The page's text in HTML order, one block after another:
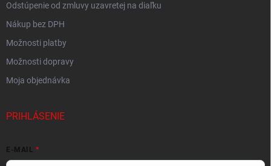
Odstúpenie od zmluvy uzavretej na diaľku
Nákup bez DPH
Možnosti platby
Možnosti dopravy
Moja objednávka
PRIHLÁSENIE
E-MAIL